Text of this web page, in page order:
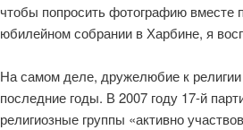
чтобы попросить фотографию вместе
юбилейном собрании в Харбине, я
На самом деле, дружелюбие к
последние годы. В 2007 году 17-й
религиозные группы «активно